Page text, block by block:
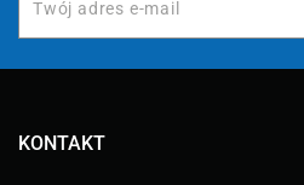
KONTAKT